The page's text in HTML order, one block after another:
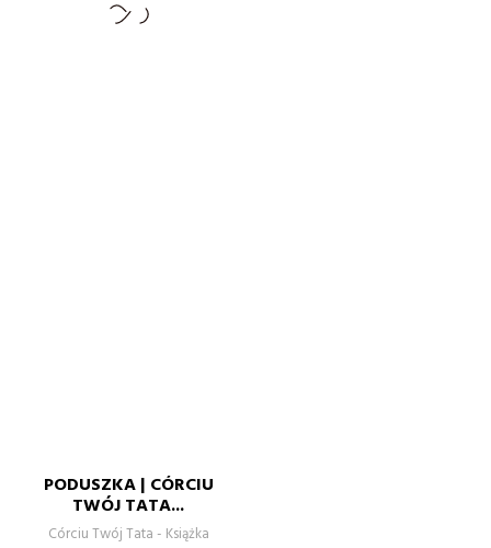
PODUSZKA | CÓRCIU
TWÓJ TATA...
Córciu Twój Tata - Książka